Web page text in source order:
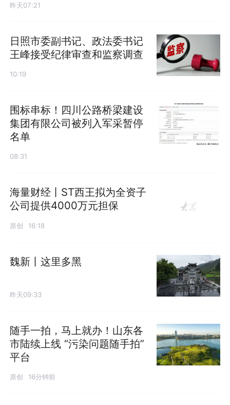
昨天07:21
日照市委副书记、政法委书记
王峰接受纪律审查和监察调查
10:19
围标串标！四川公路桥梁建设
集团有限公司被列入军采暂停
名单
08:31
海量财经丨ST西王拟为全资子
公司提供4000万元担保
原创 16:18
魏新丨这里多黑
昨天09:33
随手一拍，马上就办！山东各
市陆续上线 “污染问题随手拍”
平台
原创 16分钟前